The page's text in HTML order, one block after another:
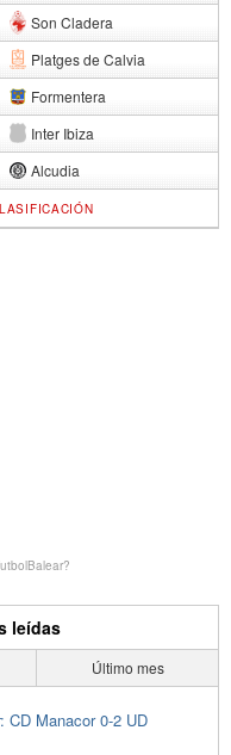
Son Cladera
Platges de Calvia
Formentera
Inter Ibiza
Alcudia
leídas
Último mes
Manacor 0-2 UD